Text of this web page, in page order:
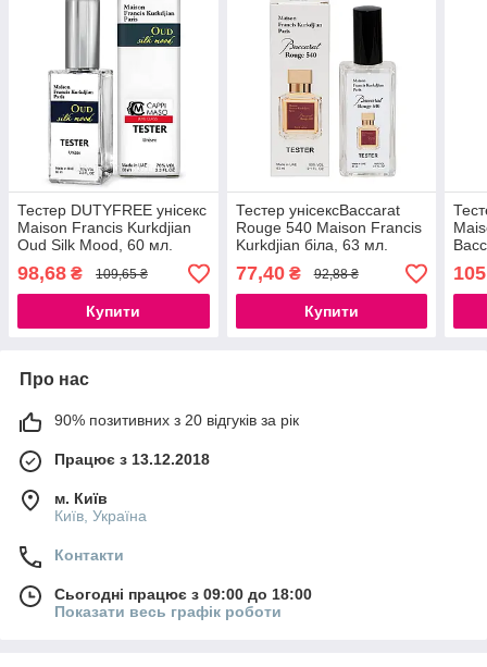
Тестер DUTYFREE унісекс
Maison Francis Kurkdjian
Oud Silk Mood, 60 мл.
98,68 ₴ 109,65 ₴
Купити
Тестер унісексBaccarat
Rouge 540 Maison Francis
Kurkdjian біла, 63 мл.
(NEW)
77,40₴ 92,88 ₴
Купити
Про нас
90% позитивних з 20 відгуків за рік
Працює з 13.12.2018
м. Київ
Київ, Україна
Контакти
Сьогодні працює з 09:00 до 18:00
Показати весь графік роботи